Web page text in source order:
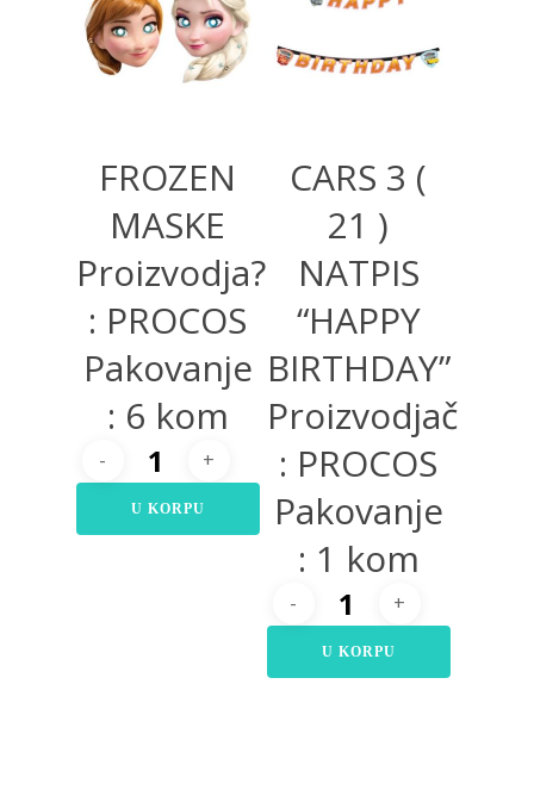
FROZEN
MASKE
Proizvodja?
: PROCOS
Pakovanje
: 6 kom
U KORPU
CARS 3 (
21 )
NATPIS
“HAPPY
BIRTHDAY”
Proizvodjač
: PROCOS
Pakovanje
: 1 kom
U KORPU